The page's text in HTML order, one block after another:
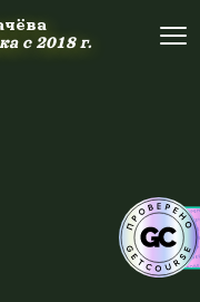
с 2018 г.
с 2018 г.